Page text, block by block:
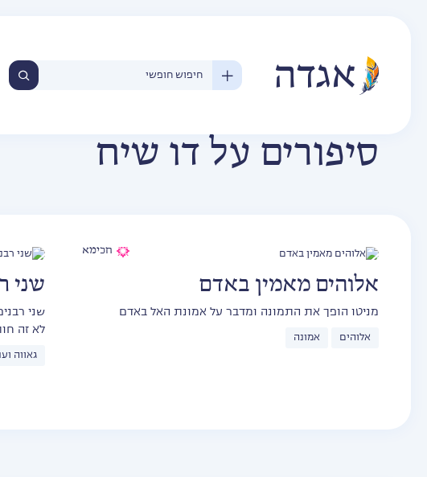
סיפורים על דו שיח
חכימא
אלוהים מאמין באדם
מניטו הופך את התמונה ומדבר על אמונת האל באדם
אלוהים אמונה
שני
שני
לא זה
גאווה